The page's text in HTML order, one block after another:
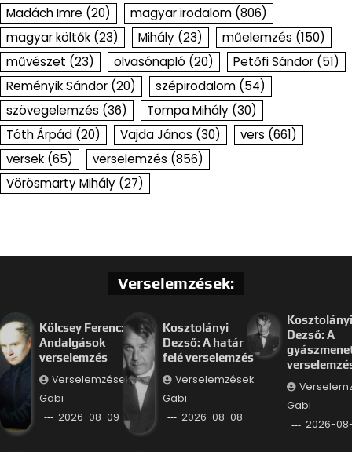
Madách Imre (20) magyar irodalom (806)
magyar költők (23) Mihály (23) műelemzés (150)
művészet (23) olvasónapló (20) Petőfi Sándor (51)
Reményik Sándor (20) szépirodalom (54)
szövegelemzés (36) Tompa Mihály (30)
Tóth Árpád (20) Vajda János (30) vers (661)
versek (65) verselemzés (856)
Vörösmarty Mihály (27)
Verselemzések:
Kölcsey Ferenc:
Andalgások
verselemzés
Verselemzések
Gabi
2026-08-09
Kosztolányi
Dezső: A határ
felé verselemzés
Verselemzések
Gabi
2026-08-08
Kosztolányi
Dezső: A
Gabi
2026-